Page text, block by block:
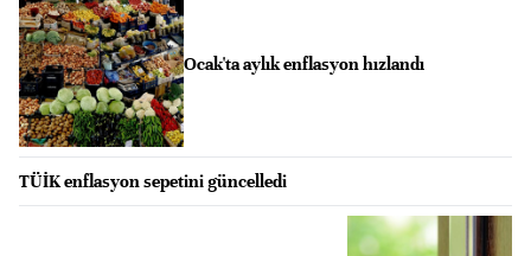
Ocak'ta aylık enflasyon hızlandı
TÜİK enflasyon sepetini güncelledi